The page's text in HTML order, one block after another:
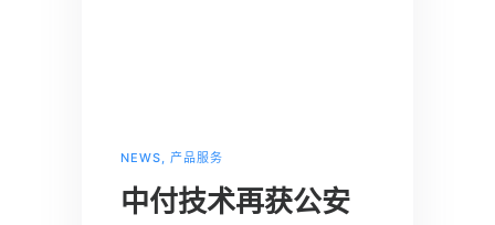
NEWS, 产品服务
中付技术再获公安